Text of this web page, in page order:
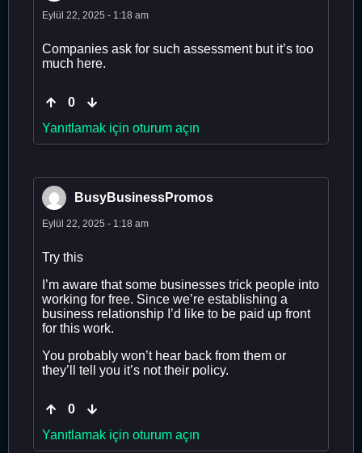
Eylül 22, 2025 - 1:18 am
Companies ask for such assessment but it’s too
much here.
0
Yanıtlamak için oturum açın
BusyBusinessPromos
Eylül 22, 2025 - 1:18 am
Try this
I’m aware that some businesses trick people into
working for free. Since we’re establishing a
business relationship I’d like to be paid up front
for this work.
You probably won’t hear back from them or
they’ll tell you it’s not their policy.
0
Yanıtlamak için oturum açın